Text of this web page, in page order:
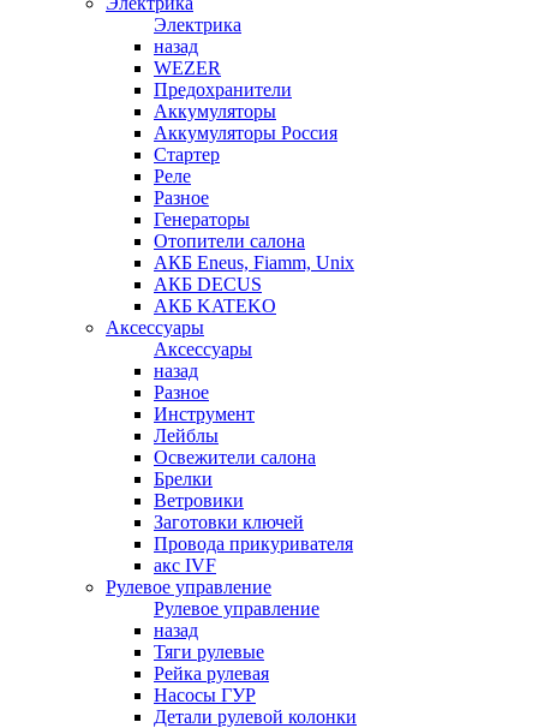
Электрика
назад
WEZER
Предохранители
Аккумуляторы
Аккумуляторы Россия
Стартер
Реле
Разное
Генераторы
Отопители салона
АКБ Eneus, Fiamm, Unix
АКБ DECUS
АКБ KATEKO
Аксессуары
Аксессуары
назад
Разное
Инструмент
Лейблы
Освежители салона
Брелки
Ветровики
Заготовки ключей
Провода прикуривателя
акс IVF
Рулевое управление
Рулевое управление
назад
Тяги рулевые
Рейка рулевая
Насосы ГУР
Детали рулевой колонки